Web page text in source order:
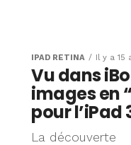
IPAD RÉTINA Il y a 15
Vu dans
images en
pour l’iPad
La découverte